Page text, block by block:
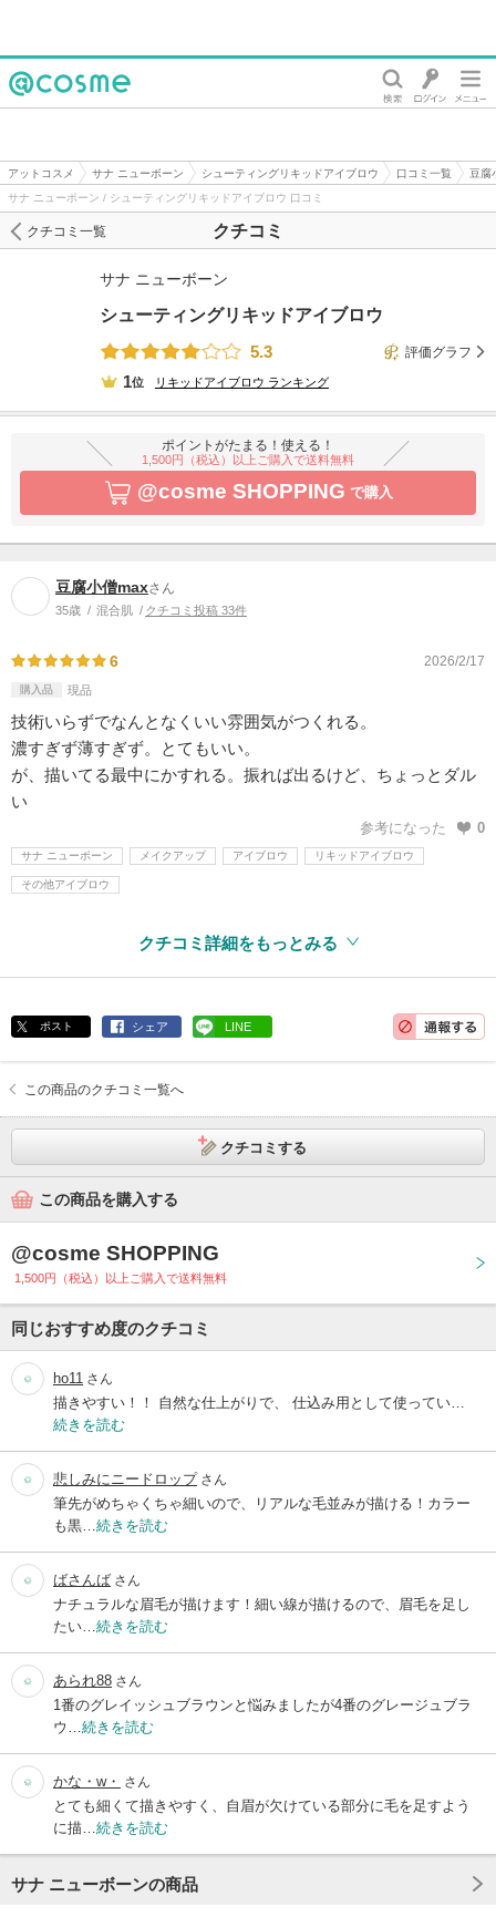
アットコスメ サナ ニューボーン シューティングリキッドアイブロウ 口コミ一覧
豆腐
サナ ニューボーン / シューティングリキッドアイブロウ 口コミ
クチコミ
クチコミ一覧
サナ ニューボーン
シューティングリキッドアイブロウ
5.3
評価グラフ
1位 リキッドアイブロウ ランキング
ポイントがたまる！使える！
1,500円（税込）以上ご購入で送料無料
@cosme SHOPPING で購入
豆腐小僧maxさん
35歳 混合肌 クチコミ投稿 33件
6 2026/2/17
購入品 現品
技術いらずでなんとなくいい雰囲気がつくれる。
濃すぎず薄すぎず。とてもいい。
が、描いてる最中にかすれる。振れば出るけど、ちょっとダル
い
参考になった 0
サナ ニューボーン メイクアップ アイブロウ リキッドアイブロウ
その他アイブロウ
クチコミ詳細をもっとみる
ポスト シェア LINE
この商品のクチコミ一覧へ
クチコミする
この商品を購入する
@cosme SHOPPING
1,500円（税込）以上ご購入で送料無料
同じおすすめ度のクチコミ
ho11 さん
描きやすい！！ 自然な仕上がりで、 仕込み用として使ってい…
続きを読む
悲しみにニードロップさん
筆先がめちゃくちゃ細いので、リアルな毛並みが描ける！カラー
も黒… 続きを読む
ばさんば さん
ナチュラルな眉毛が描けます！細い線が描けるので、眉毛を足し
たい… 続きを読む
あられ88 さん
1番のグレイッシュブラウンと悩みましたが4番のグレージュブラ
ウ… 続きを読む
かな・w・ さん
とても細くて描きやすく、自眉が欠けている部分に毛を足すよう
に描… 続きを読む
サナ ニューボーンの商品